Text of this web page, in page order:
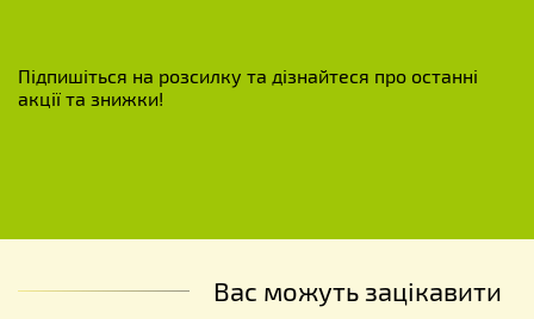
Підпишіться на розсилку та дізнайтеся про останні
акції та знижки!
Вас можуть зацікавити